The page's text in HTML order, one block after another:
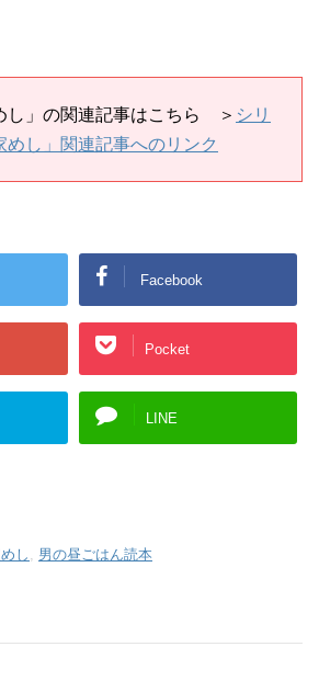
し」の関連記事はこちら ＞ シリ
めし」関連記事へのリンク
Facebook
Pocket
LINE
し , 男の昼ごはん読本